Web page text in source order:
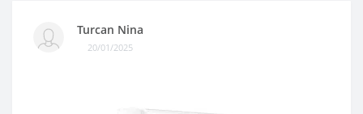
Turcan Nina
20/01/2025